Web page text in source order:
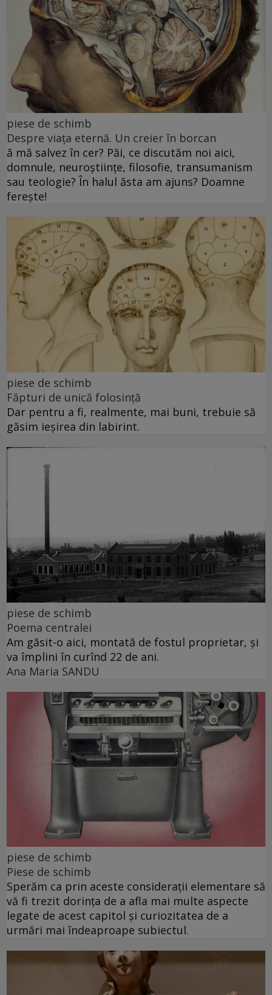
piese de schimb
Despre viața eternă. Un creier în borcan
ă mă salvez în cer? Păi, ce discutăm noi aici,
domnule, neuroștiințe, filosofie, transumanism
sau teologie? În halul ăsta am ajuns? Doamne
ferește!
piese de schimb
Făpturi de unică folosință
Dar pentru a fi, realmente, mai buni, trebuie să
găsim ieșirea din labirint.
piese de schimb
Poema centralei
Am găsit-o aici, montată de fostul proprietar, și
va împlini în curînd 22 de ani.
Ana Maria SANDU
piese de schimb
Piese de schimb
Sperăm ca prin aceste considerații elementare să
vă fi trezit dorința de a afla mai multe aspecte
legate de acest capitol și curiozitatea de a
urmări mai îndeaproape subiectul.